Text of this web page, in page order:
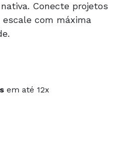
Conecte projetos
escale com máxima
em até 12x